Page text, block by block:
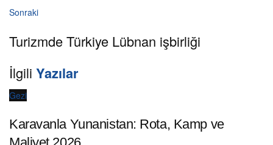
Sonraki
Turizmde Türkiye Lübnan işbirliği
İlgili Yazılar
Gezi
Karavanla Yunanistan: Rota, Kamp ve